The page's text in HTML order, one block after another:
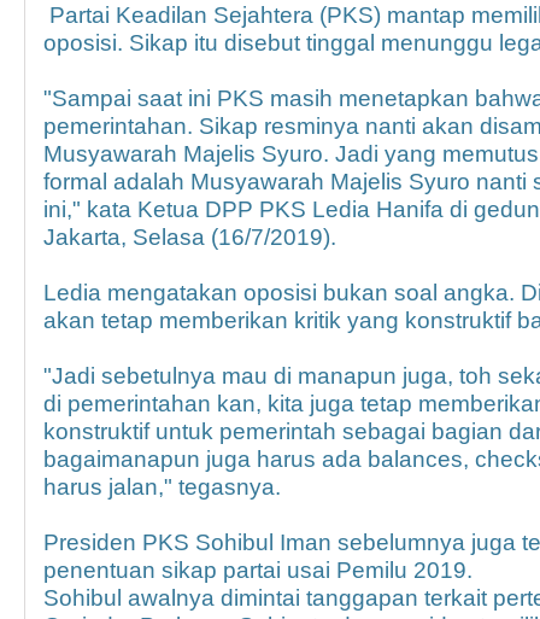
Partai Keadilan Sejahtera (PKS) mantap
oposisi. Sikap itu disebut tinggal menunggu
"Sampai saat ini PKS masih menetapkan
pemerintahan. Sikap resminya nanti akan
Musyawarah Majelis Syuro. Jadi yang
formal adalah Musyawarah Majelis Syuro nanti
ini," kata Ketua DPP PKS Ledia Hanifa di
Jakarta, Selasa (16/7/2019).
Ledia mengatakan oposisi bukan soal angka.
akan tetap memberikan kritik yang konstruktif
"Jadi sebetulnya mau di manapun juga, toh
di pemerintahan kan, kita juga tetap
konstruktif untuk pemerintah sebagai bagian
bagaimanapun juga harus ada balances,
harus jalan," tegasnya.
Presiden PKS Sohibul Iman sebelumnya juga
penentuan sikap partai usai Pemilu 2019.
Sohibul awalnya dimintai tanggapan terkait